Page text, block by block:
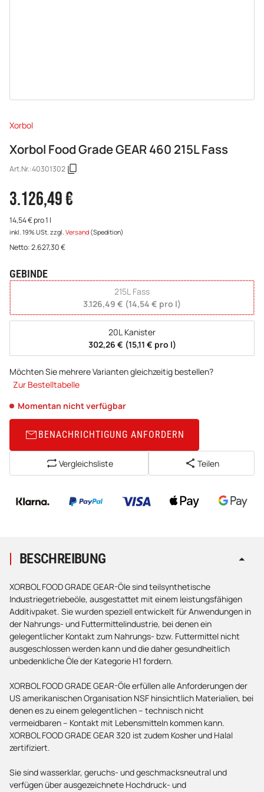
Xorbol
Xorbol Food Grade GEAR 460 215L Fass
Art.Nr.:40301302
3.126,49 €
14,54 € pro 1 l
inkl. 19% USt. zzgl. Versand (Spedition)
Netto:2.627,30€
GEBINDE
wählen
215L Fass
3.126,49 € (14,54 € pro l)
20L Kanister
302,26 € (15,11 € pro l)
Möchten Sie mehrere Varianten gleichzeitig bestellen?
Zur Bestelltabelle
Momentan nicht verfügbar
BENACHRICHTIGUNG ANFORDERN
Vergleichsliste Teilen
BESCHREIBUNG
XORBOL FOOD GRADE GEAR-Öle sind teilsynthetische
Industriegetriebeöle, ausgestattet mit einem leistungsfähigen
Additivpaket. Sie wurden speziell entwickelt für Anwendungen in
der Nahrungs- und Futtermittelindustrie, bei denen ein
gelegentlicher Kontakt zum Nahrungs- bzw. Futtermittel nicht
ausgeschlossen werden kann und die daher gesundheitlich
unbedenkliche Öle der Kategorie H1 fordern.
XORBOL FOOD GRADE GEAR-Öle erfüllen alle Anforderungen der
US amerikanischen Organisation NSF hinsichtlich Materialien, bei
denen es zu einem gelegentlichen – technisch nicht
vermeidbaren – Kontakt mit Lebensmitteln kommen kann.
XORBOL FOOD GRADE GEAR 320 ist zudem Kosher und Halal
zertifiziert.
Sie sind wasserklar, geruchs- und geschmacksneutral und
verfügen über ausgezeichnete Hochdruck- und